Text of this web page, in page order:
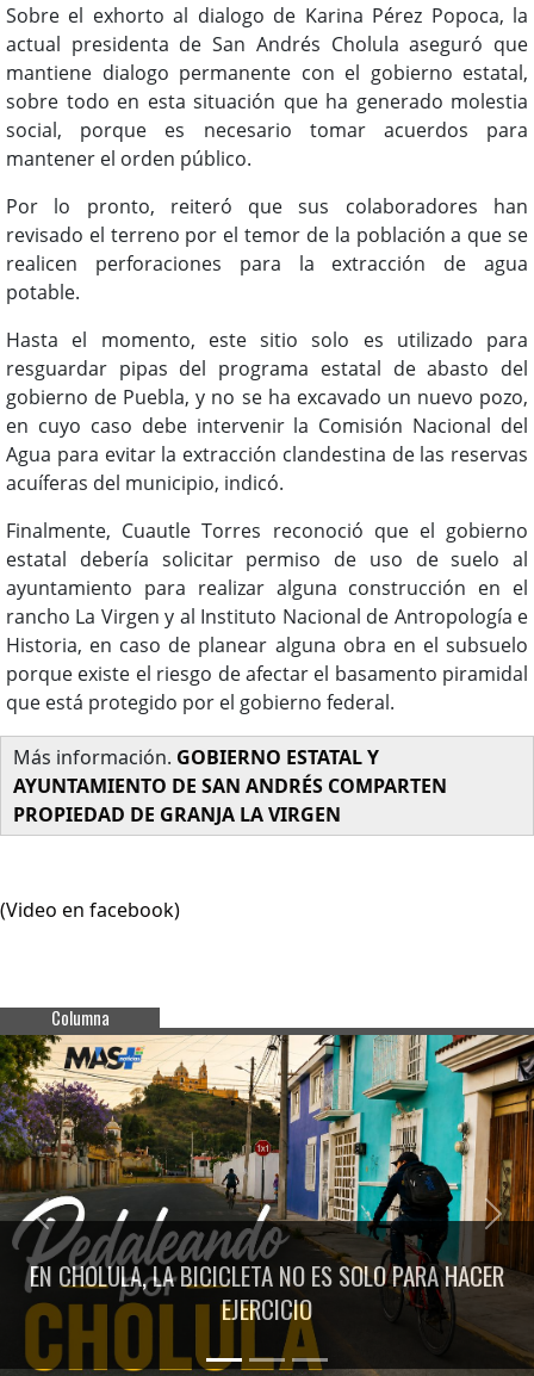
Sobre el exhorto al dialogo de Karina Pérez Popoca, la
actual presidenta de San Andrés Cholula aseguró que
mantiene dialogo permanente con el gobierno estatal,
sobre todo en esta situación que ha generado molestia
social, porque es necesario tomar acuerdos para
mantener el orden público.
Por lo pronto, reiteró que sus colaboradores han
revisado el terreno por el temor de la población a que se
realicen perforaciones para la extracción de agua
potable.
Hasta el momento, este sitio solo es utilizado para
resguardar pipas del programa estatal de abasto del
gobierno de Puebla, y no se ha excavado un nuevo pozo,
en cuyo caso debe intervenir la Comisión Nacional del
Agua para evitar la extracción clandestina de las reservas
acuíferas del municipio, indicó.
Finalmente, Cuautle Torres reconoció que el gobierno
estatal debería solicitar permiso de uso de suelo al
ayuntamiento para realizar alguna construcción en el
rancho La Virgen y al Instituto Nacional de Antropología e
Historia, en caso de planear alguna obra en el subsuelo
porque existe el riesgo de afectar el basamento piramidal
que está protegido por el gobierno federal.
Más información. GOBIERNO ESTATAL Y
AYUNTAMIENTO DE SAN ANDRÉS COMPARTEN
PROPIEDAD DE GRANJA LA VIRGEN
(Video en facebook)
Columna
EN CHOLULA, LA BICICLETA NO ES SOLO PARA HACER
EJERCICIO
Previous Next